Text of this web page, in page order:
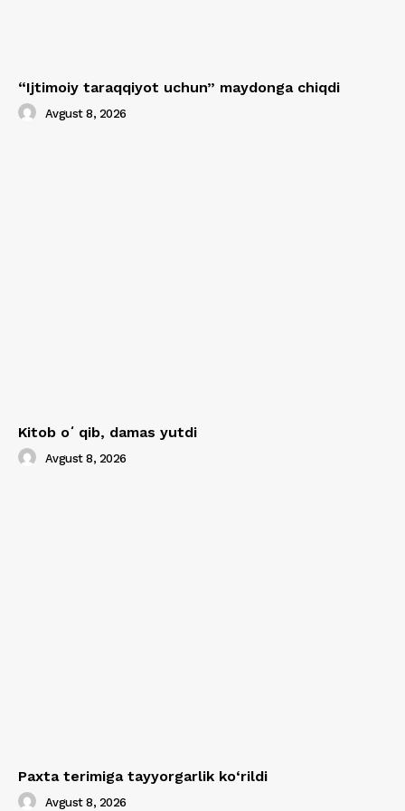
“Ijtimoiy taraqqiyot uchun” maydonga chiqdi
Avgust 8, 2026
Kitob oʻqib, damas yutdi
Avgust 8, 2026
Paxta terimiga tayyorgarlik ko‘rildi
Avgust 8, 2026